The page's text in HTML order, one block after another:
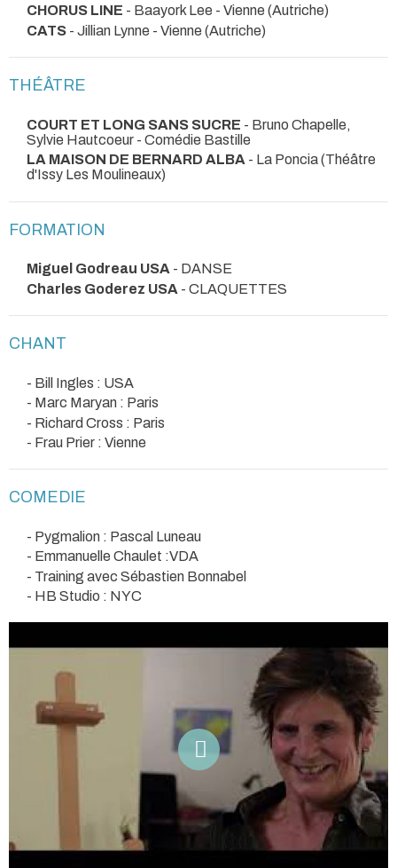
CHORUS LINE - Baayork Lee - Vienne (Autriche)
CATS - Jillian Lynne - Vienne (Autriche)
THÉÂTRE
COURT ET LONG SANS SUCRE - Bruno Chapelle,
Sylvie Hautcoeur - Comédie Bastille
LA MAISON DE BERNARD ALBA - La Poncia (Théâtre
d'Issy Les Moulineaux)
FORMATION
Miguel Godreau USA - DANSE
Charles Goderez USA - CLAQUETTES
CHANT
- Bill Ingles : USA
- Marc Maryan : Paris
- Richard Cross : Paris
- Frau Prier : Vienne
COMEDIE
- Pygmalion : Pascal Luneau
- Emmanuelle Chaulet :VDA
- Training avec Sébastien Bonnabel
- HB Studio : NYC